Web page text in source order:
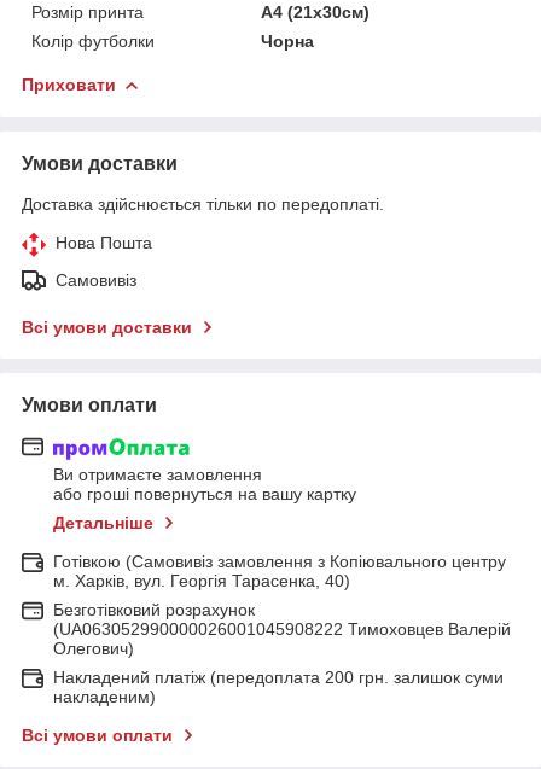
Розмір принта
А4 (21х30см)
Колір футболки
Чорна
Приховати
Умови доставки
Доставка здійснюється тільки по передоплаті.
Нова Пошта
Самовивіз
Всі умови доставки
Умови оплати
Ви отримаєте замовлення
або гроші повернуться на вашу картку
Детальніше
Готівкою (Самовивіз замовлення з Копіювального центру
м. Харків, вул. Георгія Тарасенка, 40)
Безготівковий розрахунок
(UA063052990000026001045908222 Тимоховцев Валерій
Олегович)
Накладений платіж (передоплата 200 грн. залишок суми
накладеним)
Всі умови оплати